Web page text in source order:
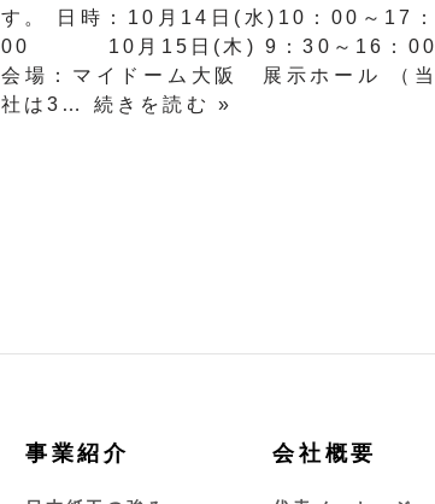
す。 日時：10月14日(水)10：00～17：
00 10月15日(木) 9：30～16：00
会場：マイドーム大阪 展示ホール （当
社は3… 続きを読む »
事業紹介 会社概要